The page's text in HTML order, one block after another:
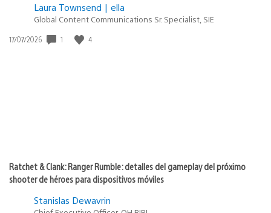
Laura Townsend | ella
Global Content Communications Sr. Specialist, SIE
Fecha
17/07/2026 1 4
Ratchet & Clank: Ranger Rumble: detalles del gameplay del próximo
shooter de héroes para dispositivos móviles
Stanislas Dewavrin